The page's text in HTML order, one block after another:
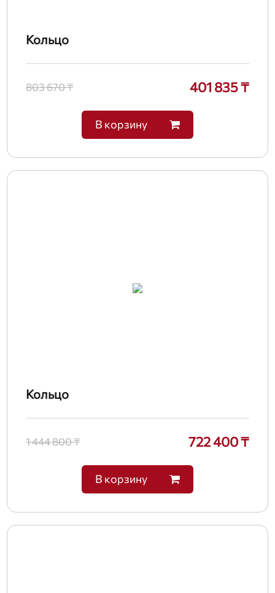
Кольцо
803 670 ₸ 401 835 ₸
В корзину
Кольцо
1 444 800 ₸ 722 400 ₸
В корзину